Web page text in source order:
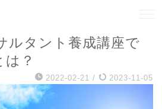
ルタント養成講座で
？
2022-02-21 / 2023-11-05